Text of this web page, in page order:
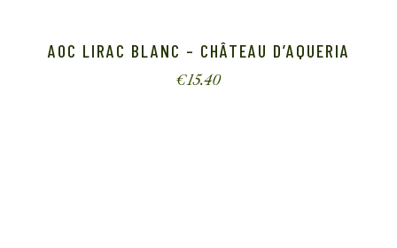
AOC LIRAC BLANC – CHÂTEAU D’AQUERIA
€15.40